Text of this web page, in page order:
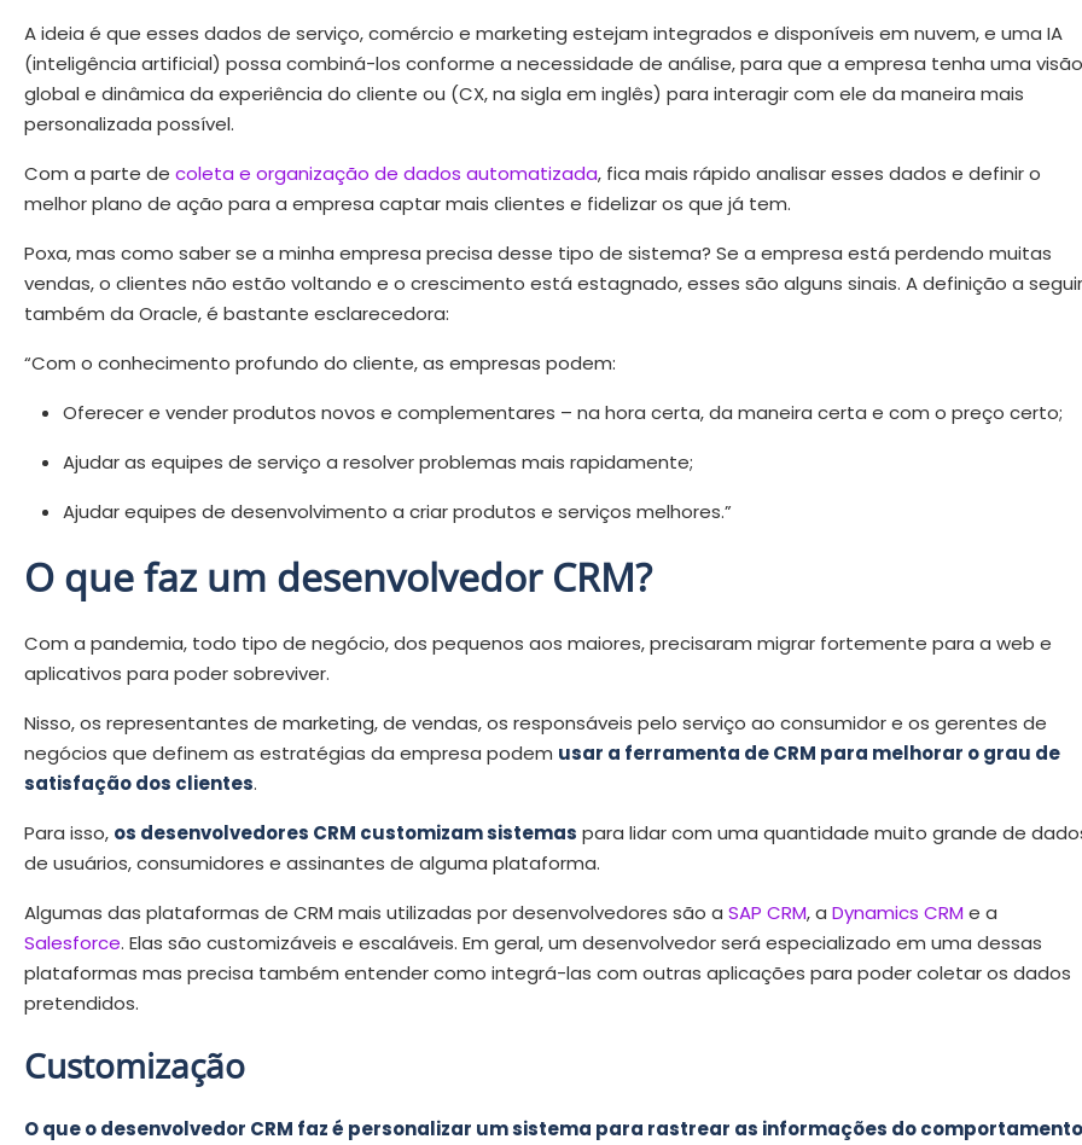
A ideia é que esses dados de serviço, comércio e marketing estejam integrados e disponíveis em nuvem, e uma IA
(inteligência artificial) possa combiná-los conforme a necessidade de análise, para que a empresa tenha uma visão
global e dinâmica da experiência do cliente ou (CX, na sigla em inglês) para interagir com ele da maneira mais
personalizada possível.
Com a parte de coleta e organização de dados automatizada, fica mais rápido analisar esses dados e definir o
melhor plano de ação para a empresa captar mais clientes e fidelizar os que já tem.
Poxa, mas como saber se a minha empresa precisa desse tipo de sistema? Se a empresa está perdendo muitas
vendas, o clientes não estão voltando e o crescimento está estagnado, esses são alguns sinais. A definição a
também da Oracle, é bastante esclarecedora:
“Com o conhecimento profundo do cliente, as empresas podem:
Oferecer e vender produtos novos e complementares – na hora certa, da maneira certa e com o preço certo;
Ajudar as equipes de serviço a resolver problemas mais rapidamente;
Ajudar equipes de desenvolvimento a criar produtos e serviços melhores.”
O que faz um desenvolvedor CRM?
Com a pandemia, todo tipo de negócio, dos pequenos aos maiores, precisaram migrar fortemente para a web e
aplicativos para poder sobreviver.
Nisso, os representantes de marketing, de vendas, os responsáveis pelo serviço ao consumidor e os gerentes de
negócios que definem as estratégias da empresa podem usar a ferramenta de CRM para melhorar o grau de
satisfação dos clientes.
Para isso, os desenvolvedores CRM customizam sistemas para lidar com uma quantidade muito grande de
de usuários, consumidores e assinantes de alguma plataforma.
Algumas das plataformas de CRM mais utilizadas por desenvolvedores são a SAP CRM, a Dynamics CRM e a
Salesforce. Elas são customizáveis e escaláveis. Em geral, um desenvolvedor será especializado em uma dessas
plataformas mas precisa também entender como integrá-las com outras aplicações para poder coletar os dados
pretendidos.
Customização
O que o desenvolvedor CRM faz é personalizar um sistema para rastrear as informações do comportamento